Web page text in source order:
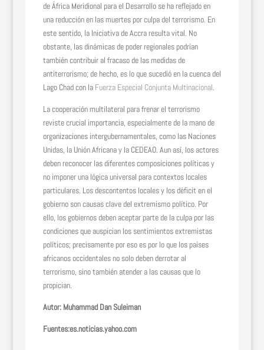
de África Meridional para el Desarrollo se ha reflejado en
una reducción en las muertes por culpa del terrorismo. En
este sentido, la Iniciativa de Accra resulta vital. No
obstante, las dinámicas de poder regionales podrían
también contribuir al fracaso de las medidas de
antiterrorismo; de hecho, es lo que sucedió en la cuenca del
Lago Chad con la Fuerza Especial Conjunta Multinacional.
La cooperación multilateral para frenar el terrorismo
reviste crucial importancia, especialmente de la mano de
organizaciones intergubernamentales, como las Naciones
Unidas, la Unión Africana y la CEDEAO. Aun así, los actores
deben reconocer las diferentes composiciones políticas y
no imponer una lógica universal para contextos locales
particulares. Los descontentos locales y los déficit en el
gobierno son causas clave del extremismo político. Por
ello, los gobiernos deben aceptar parte de la culpa por las
condiciones que auspician los sentimientos extremistas
políticos; precisamente por eso es por lo que los países
africanos occidentales no solo deben derrotar al
terrorismo, sino también atender a las causas que lo
propician.
Autor: Muhammad Dan Suleiman
Fuentes:es.noticias.yahoo.com